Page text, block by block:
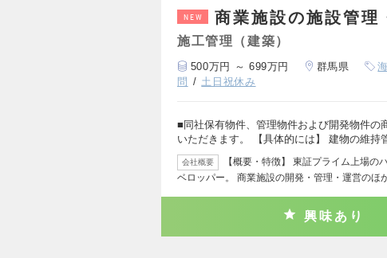
NEW 商業施設の施設管理
施工管理（建築）
500万円 ～ 699万円 群馬県
問
土日祝休み
■同社保有物件、管理物件および開発物件の
いただきます。 【具体的には】 建物の維持
会社概要
【概要・特徴】 東証プライム上場
ベロッパー。 商業施設の開発・管理・運営のほ
興味あり